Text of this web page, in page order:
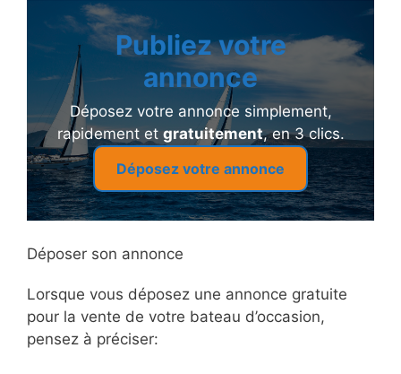
Publiez votre
annonce
Déposez votre annonce simplement,
rapidement et gratuitement, en 3 clics.
Déposez votre annonce
Déposer son annonce
Lorsque vous déposez une annonce gratuite
pour la vente de votre bateau d’occasion,
pensez à préciser: